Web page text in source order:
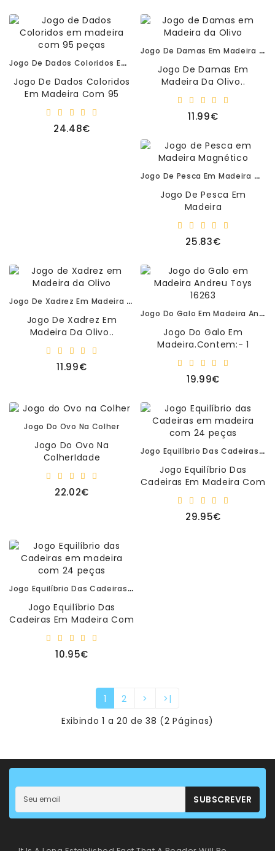
Jogo De Dados Coloridos Em Madeira Com 95 Peças
Jogo De Dados Coloridos
Em Madeira Com 95
Jogadores.Quem Será O
Primeiro A Completar A S..
24.48€
Jogo De Damas Em Madeira Da Olivo
Jogo De Damas Em
Madeira Da Olivo..
11.99€
Jogo De Pesca Em Madeira Magnético
Jogo De Pesca Em
Madeira
Canas De Pesca.10- Peixes
Magnéticos.1-Roleta.1-
25.83€
Jogo De Xadrez Em Madeira Da Olivo
Jogo De Xadrez Em
Madeira Da Olivo..
11.99€
Jogo Do Galo Em Madeira Andreu Toys 16263
Jogo Do Galo Em
Madeira.Contem:- 1
Com 20,5x20,5x3cm.- 9
Peças Em Madeira Para ..
19.99€
Jogo Do Ovo Na Colher
Jogo Do Ovo Na
ColherIdade
JogadoresContem:4
Colheres Em Plástico Com
22.02€
Jogo Equilíbrio Das Cadeiras Em Madeira Com 24 Peças
Jogo Equilíbrio Das
Cadeiras Em Madeira Com
Recomendada:
3+Dimensões: Das Peças
29.95€
Jogo Equilíbrio Das Cadeiras Em Madeira Com 24 Peças
Jogo Equilíbrio Das
Cadeiras Em Madeira Com
Recomendada:
3+Dimensões: Das Peças
10.95€
1 2 >
>|
Exibindo 1 a 20 de 38 (2 Páginas)
SUBSCREVER